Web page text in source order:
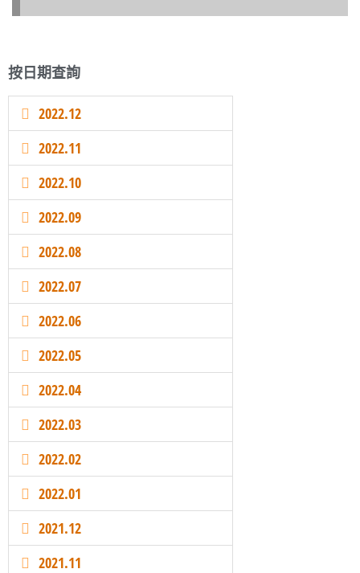
按日期查詢
2022.12
2022.11
2022.10
2022.09
2022.08
2022.07
2022.06
2022.05
2022.04
2022.03
2022.02
2022.01
2021.12
2021.11